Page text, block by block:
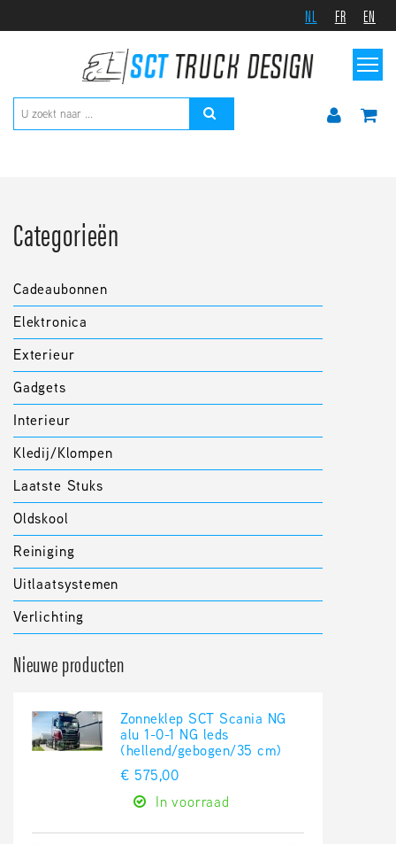
NL FR EN
Categorieën
Cadeaubonnen
Elektronica
Exterieur
Gadgets
Interieur
Kledij/klompen
Laatste Stuks
Oldskool
Reiniging
Uitlaatsystemen
Verlichting
Nieuwe producten
Zonneklep SCT Scania NG
alu 1-0-1 NG leds
(hellend/gebogen/35 cm)
€ 575,00
In voorraad